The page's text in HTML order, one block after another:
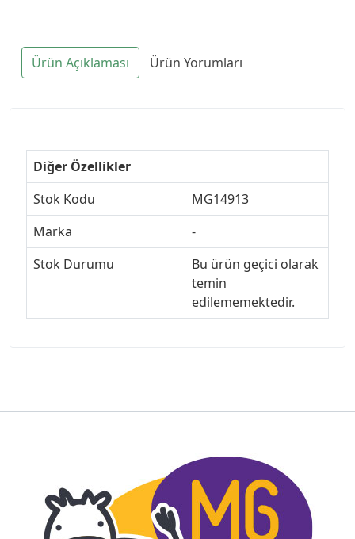
Ürün Açıklaması Ürün Yorumları
Diğer Özellikler
Stok Kodu
MG14913
Marka
-
Stok Durumu
Bu ürün geçici olarak
temin
edilememektedir.